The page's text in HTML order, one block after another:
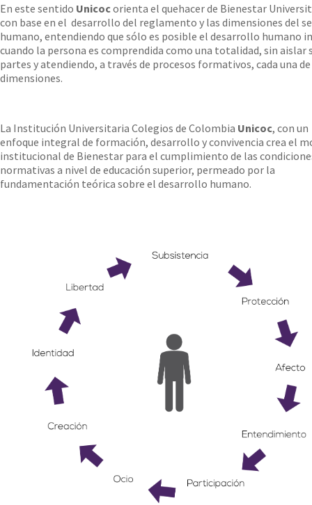
En este sentido Unicocorienta el quehacer de Bienestar
con base en el desarrollo del reglamento y las dimensiones del
humano, entendiendo que sólo es posible el desarrollo humano
cuando la persona es comprendida como una totalidad, sin aislar
partes y atendiendo, a través de procesos formativos, cada una de
dimensiones.
La Institución Universitaria Colegios de Colombia Unicoc, con un
enfoque integral de formación, desarrollo y convivencia crea el
institucional de Bienestar para el cumplimiento de las
normativas a nivel de educación superior, permeado por la
fundamentación teórica sobre el desarrollo humano.